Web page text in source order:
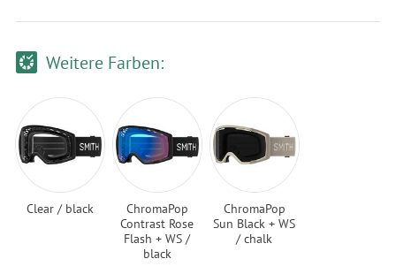
Weitere Farben:
Clear / black
ChromaPop
Contrast Rose
Flash + WS /
black
ChromaPop
Sun Black + WS
/ chalk